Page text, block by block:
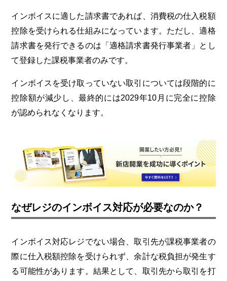
インボイスに適した請求書であれば、消費税の仕入税額
控除を受けられる仕組みになっています。ただし、適格
請求書を発行できるのは「適格請求書発行事業者」とし
て登録した課税事業者のみです。
インボイスを受け取っていない取引については段階的に
控除額が減少し、最終的には2029年10 月に完全に控除
が認められなくなります。
なぜレジのインボイス対応が必要なのか？
インボイス対応レジでない場合、取引先が課税事業者の
際に仕入税額控除を受けられず、余計な税負担が発生す
る可能性があります。結果として、取引先から取引を打